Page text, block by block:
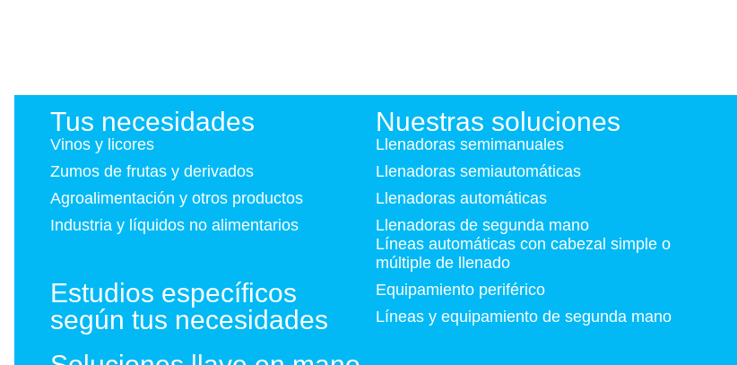
Tus necesidades
Vinos y licores
Zumos de frutas y derivados
Agroalimentación y otros productos
Industria y líquidos no alimentarios
Estudios específicos
según tus necesidades
Nuestras soluciones
Llenadoras semimanuales
Llenadoras semiautomáticas
Llenadoras automáticas
Llenadoras de segunda mano
Líneas automáticas con cabezal simple o
múltiple de llenado
Equipamiento periférico
Líneas y equipamiento de segunda mano